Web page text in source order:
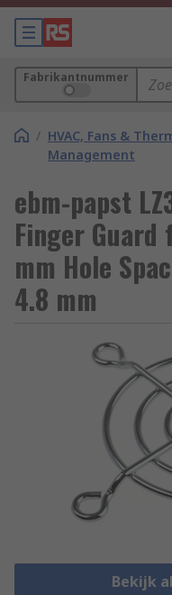
Fabrikantnummer
/ HVAC, Fans &
Management
ebm-papst
Finger Guard
mm Hole
4.8 mm
Bekijk